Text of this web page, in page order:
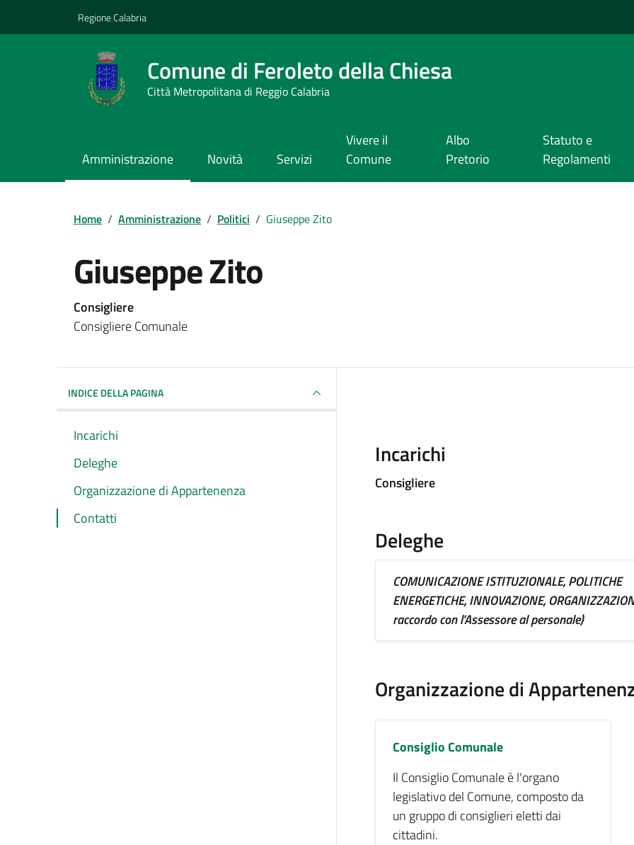
Regione Calabria
Comune di Feroleto della Chiesa
Città Metropolitana di Reggio Calabria
Amministrazione Novità Servizi
Vivere il
Comune
Albo
Pretorio
Statuto e
Regolamenti
Home / Amministrazione / Politici / Giuseppe Zito
Giuseppe Zito
Consigliere
Consigliere Comunale
INDICE DELLA PAGINA
Incarichi
Deleghe
Organizzazione di Appartenenza
Contatti
Incarichi
Consigliere
Deleghe
COMUNICAZIONE ISTITUZIONALE, POLITICHE
ENERGETICHE, INNOVAZIONE,
raccordo con l'Assessore al personale)
Organizzazione di
Consiglio Comunale
Il Consiglio Comunale è l'organo
legislativo del Comune, composto da
un gruppo di consiglieri eletti dai
cittadini.